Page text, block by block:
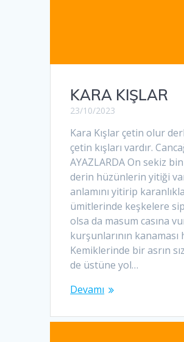
KARA KIŞLAR
23/10/2023
Kara Kışlar çetin olur
çetin kışları vardır.
AYAZLARDA On sekiz
derin hüzünlerin yitiği
anlamını yitirip
ümitlerinde keşkelere
olsa da masum casına
kurşunlarının kanaması
Kemiklerinde bir asrın
de üstüne yol…
Devamı